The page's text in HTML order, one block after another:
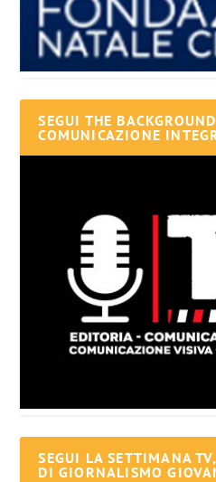
SEGUI THE
COMUNICAZIONE
SEGUI LA SETTIMANA
DI GIORNALISMO